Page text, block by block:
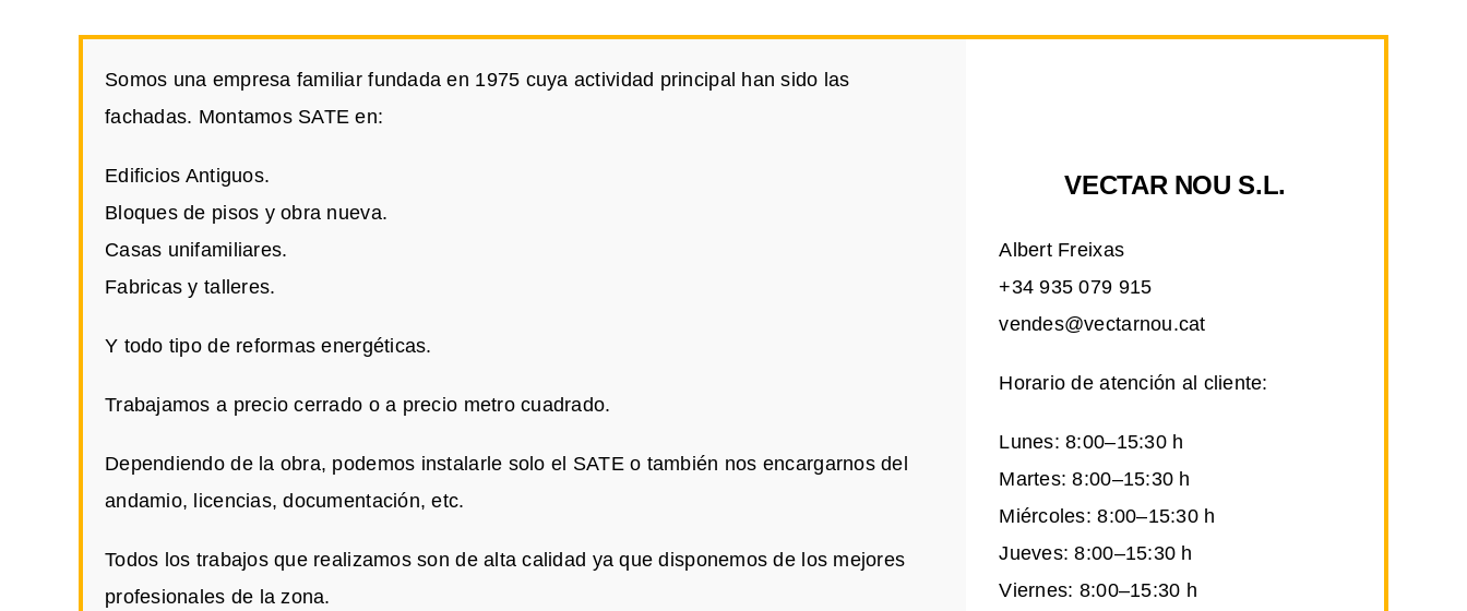
Somos una empresa familiar fundada en 1975 cuya actividad principal han sido las
fachadas. Montamos SATE en:
Edificios Antiguos.
Bloques de pisos y obra nueva.
Casas unifamiliares.
Fabricas y talleres.
Y todo tipo de reformas energéticas.
Trabajamos a precio cerrado o a precio metro cuadrado.
Dependiendo de la obra, podemos instalarle solo el SATE o también nos encargarnos del
andamio, licencias, documentación, etc.
Todos los trabajos que realizamos son de alta calidad ya que disponemos de los mejores
profesionales de la zona.
VECTAR NOU S.L.
Albert Freixas
+34 935 079 915
vendes@vectarnou.cat
Horario de atención al cliente:
Lunes: 8:00–15:30 h
Martes: 8:00–15:30 h
Miércoles: 8:00–15:30 h
Jueves: 8:00–15:30 h
Viernes: 8:00–15:30 h